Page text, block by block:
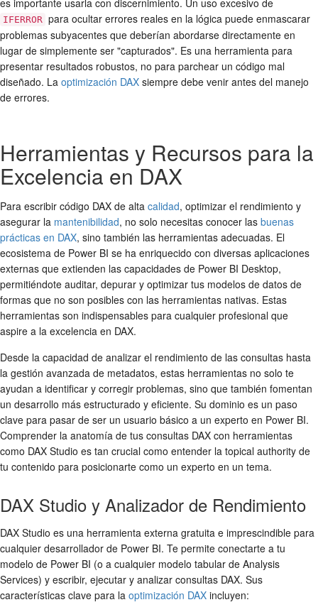
IFERROR para ocultar errores reales en la lógica puede enmascarar
problemas subyacentes que deberían abordarse directamente en
lugar de simplemente ser "capturados". Es una herramienta para
presentar resultados robustos, no para parchear un código mal
diseñado. La optimización DAX siempre debe venir antes del manejo
de errores.
Herramientas y Recursos para la
Excelencia en DAX
Para escribir código DAX de alta calidad, optimizar el rendimiento y
asegurar la mantenibilidad, no solo necesitas conocer las buenas
prácticas en DAX, sino también las herramientas adecuadas. El
ecosistema de Power BI se ha enriquecido con diversas aplicaciones
externas que extienden las capacidades de Power BI Desktop,
permitiéndote auditar, depurar y optimizar tus modelos de datos de
formas que no son posibles con las herramientas nativas. Estas
herramientas son indispensables para cualquier profesional que
aspire a la excelencia en DAX.
Desde la capacidad de analizar el rendimiento de las consultas hasta
la gestión avanzada de metadatos, estas herramientas no solo te
ayudan a identificar y corregir problemas, sino que también fomentan
un desarrollo más estructurado y eficiente. Su dominio es un paso
clave para pasar de ser un usuario básico a un experto en Power BI.
Comprender la anatomía de tus consultas DAX con herramientas
como DAX Studio es tan crucial como entender la topical authority de
tu contenido para posicionarte como un experto en un tema.
DAX Studio y Analizador de Rendimiento
DAX Studio es una herramienta externa gratuita e imprescindible para
cualquier desarrollador de Power BI. Te permite conectarte a tu
modelo de Power BI (o a cualquier modelo tabular de Analysis
Services) y escribir, ejecutar y analizar consultas DAX. Sus
características clave para la optimización DAX incluyen: